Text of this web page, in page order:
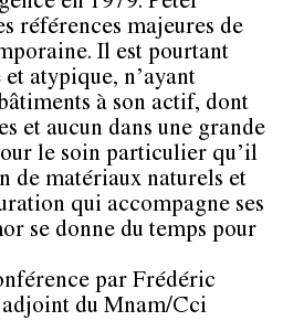
références majeures de
Il est pourtant
atypique, n’ayant
à son actif, dont
et aucun dans une grande
le soin particulier qu’il
de matériaux naturels et
qui accompagne ses
se donne du temps pour
par Frédéric
du Mnam/Cci